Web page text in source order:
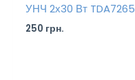
УНЧ 2х30 Вт TDA7265
250 грн.